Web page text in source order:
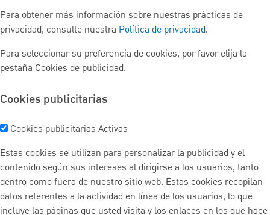
Para obtener más información sobre nuestras prácticas de
privacidad, consulte nuestra Política de privacidad.
Para seleccionar su preferencia de cookies, por favor elija la
pestaña Cookies de publicidad.
Cookies publicitarias
Cookies publicitarias Activas
Estas cookies se utilizan para personalizar la publicidad y el
contenido según sus intereses al dirigirse a los usuarios, tanto
dentro como fuera de nuestro sitio web. Estas cookies recopilan
datos referentes a la actividad en línea de los usuarios, lo que
incluye las páginas que usted visita y los enlaces en los que hace